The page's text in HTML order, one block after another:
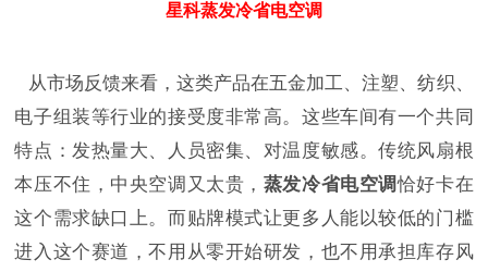
星科蒸发冷省电空调
从市场反馈来看，这类产品在五金加工、注塑、纺织、
电子组装等行业的接受度非常高。这些车间有一个共同
特点：发热量大、人员密集、对温度敏感。传统风扇根
本压不住，中央空调又太贵， 蒸发冷省电空调恰好卡在
这个需求缺口上。而贴牌模式让更多人能以较低的门槛
进入这个赛道，不用从零开始研发，也不用承担库存风